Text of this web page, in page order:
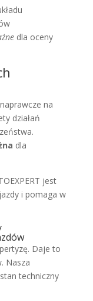
dla oceny
na
działań
dla
jest
i pomaga w
Daje to
Nasza
techniczny